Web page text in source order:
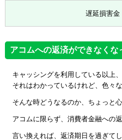
遅延損害金
アコムへの返済ができなく
キャッシングを利用している以上
それはわかっているけれど、色々
そんな時どうなるのか、ちょっと心
アコムに限らず、消費者金融への
言い換えれば、返済期日を過ぎて